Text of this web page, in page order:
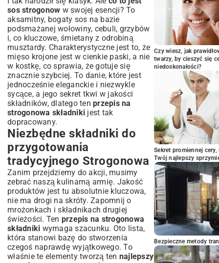
modyfikować klasyczny przepis
Strogonow z kurczakiem lub wieprzowiną:
Alternatywne wersje
Wersja wegetariańska: Smak bez mięsa
Dodatki, które wzbogacą i urozmaicą danie
Z czym podawać Strogonowa?
Propozycje serwowania
Często zadawane pytania dotyczące
przepisu na Strogonowa
Podsumowanie: Dlaczego Strogonow to
danie, które musisz wypróbować?
sos strogonow w swojej esencji? To
aksamitny, bogaty sos na bazie
podsmażanej wołowiny, cebuli, grzybów
i, co kluczowe, śmietany z odrobiną
musztardy. Charakterystyczne jest to, że
mięso krojone jest w cienkie paski, a nie
w kostkę, co sprawia, że gotuje się
znacznie szybciej. To danie, które jest
jednocześnie eleganckie i niezwykle
sycące, a jego sekret tkwi w jakości
składników, dlatego ten przepis na
strogonowa składniki jest tak
dopracowany.
Niezbędne składniki do
przygotowania
tradycyjnego Strogonowa
Zanim przejdziemy do akcji, musimy
zebrać naszą kulinarną armię. Jakość
produktów jest tu absolutnie kluczowa,
nie ma drogi na skróty. Zapomnij o
mrożonkach i składnikach drugiej
świeżości. Ten przepis na strogonowa
składniki wymaga szacunku. Oto lista,
która stanowi bazę do stworzenia
czegoś naprawdę wyjątkowego. To
właśnie te elementy tworzą ten najlepszy
Czy wiesz, jak
twarzy, by cieszyć się
niedoskonałości?
Sekret promiennej
Twój najlepszy
Bezpieczne metody